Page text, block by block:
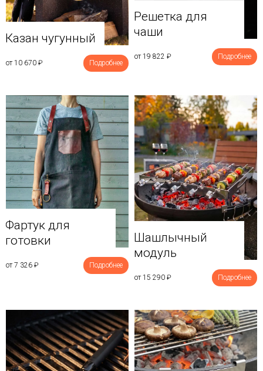
Казан чугунный
от 10 670 ₽ Подробнее
Решетка для
чаши
от 19 822 ₽ Подробнее
Фартук для
готовки
от 7 326 ₽ Подробнее
Шашлычный
модуль
от 15 290 ₽ Подробнее